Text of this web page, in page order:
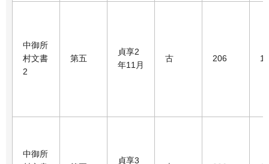
中御所
村文書
2
第五
貞享2
年11月
古 206 1
中御所
貞享3